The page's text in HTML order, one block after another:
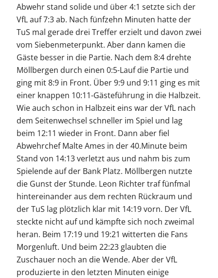
Abwehr stand solide und über 4:1 setzte sich der
VfL auf 7:3 ab. Nach fünfzehn Minuten hatte der
TuS mal gerade drei Treffer erzielt und davon zwei
vom Siebenmeterpunkt. Aber dann kamen die
Gäste besser in die Partie. Nach dem 8:4 drehte
Möllbergen durch einen 0:5-Lauf die Partie und
ging mit 8:9 in Front. Über 9:9 und 9:11 ging es mit
einer knappen 10:11-Gästeführung in die Halbzeit.
Wie auch schon in Halbzeit eins war der VfL nach
dem Seitenwechsel schneller im Spiel und lag
beim 12:11 wieder in Front. Dann aber fiel
Abwehrchef Malte Ames in der 40.Minute beim
Stand von 14:13 verletzt aus und nahm bis zum
Spielende auf der Bank Platz. Möllbergen nutzte
die Gunst der Stunde. Leon Richter traf fünfmal
hintereinander aus dem rechten Rückraum und
der TuS lag plötzlich klar mit 14:19 vorn. Der VfL
steckte nicht auf und kämpfte sich noch zweimal
heran. Beim 17:19 und 19:21 witterten die Fans
Morgenluft. Und beim 22:23 glaubten die
Zuschauer noch an die Wende. Aber der VfL
produzierte in den letzten Minuten einige